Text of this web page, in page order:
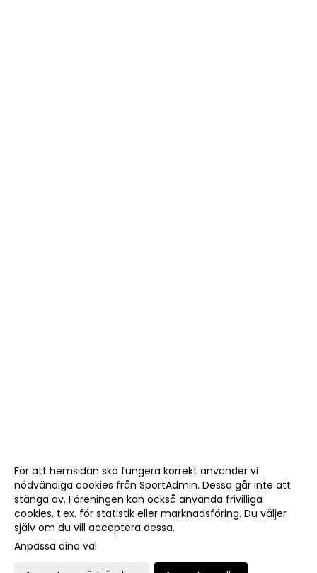
För att hemsidan ska fungera korrekt använder vi
nödvändiga cookies från SportAdmin. Dessa går inte att
stänga av. Föreningen kan också använda frivilliga
cookies, t.ex. för statistik eller marknadsföring. Du väljer
själv om du vill acceptera dessa.
Anpassa dina val